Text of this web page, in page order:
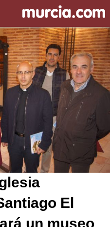
El
un museo